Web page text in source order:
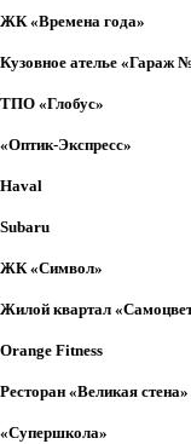
ЖК «Времена года»
Кузовное ателье «Гараж
ТПО «Глобус»
«Оптик-Экспресс»
Haval
Subaru
ЖК «Символ»
Жилой квартал
Orange Fitness
Ресторан «Великая стена»
«Супершкола»